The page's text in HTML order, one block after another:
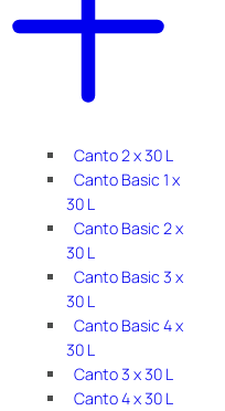
Canto 2 x 30 L
Canto Basic 1 x
30 L
Canto Basic 2 x
30 L
Canto Basic 3 x
30 L
Canto Basic 4 x
30 L
Canto 3 x 30 L
Canto 4 x 30 L